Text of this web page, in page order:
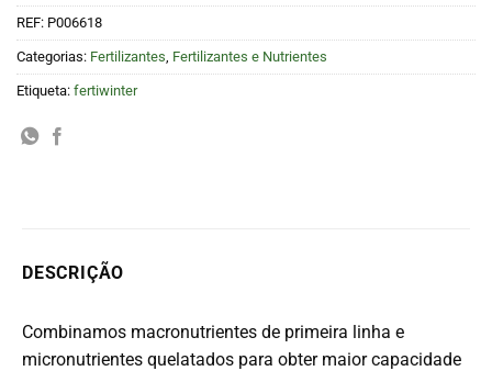
REF: P006618
Categorias: Fertilizantes Fertilizantes e Nutrientes
Etiqueta: fertiwinter
DESCRIÇÃO
Combinamos macronutrientes de primeira linha e
micronutrientes quelatados para obter maior capacidade